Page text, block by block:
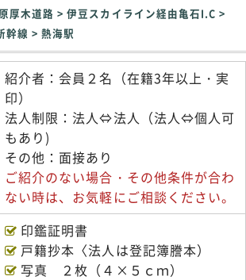
厚木道路 > 伊豆スカイライン経由亀石I.C >
線 > 熱海駅
紹介者：会員２名（在籍3年以上・実
印）
法人制限：法人⇔法人（法人⇔個人可
もあり)
その他：面接あり
ご紹介のない場合・その他条件が合わ
ない時は、お気軽にご相談ください。
印鑑証明書
戸籍抄本〈法人は登記簿謄本）
写真 ２枚（４×５ｃｍ）